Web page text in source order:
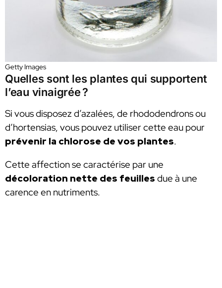
Getty Images
Quelles sont les plantes qui supportent
l’eau vinaigrée ?
Si vous disposez d’azalées, de rhododendrons ou
d’hortensias, vous pouvez utiliser cette eau pour
prévenir la chlorose de vos plantes.
Cette affection se caractérise par une
décoloration nette des feuilles due à une
carence en nutriments.